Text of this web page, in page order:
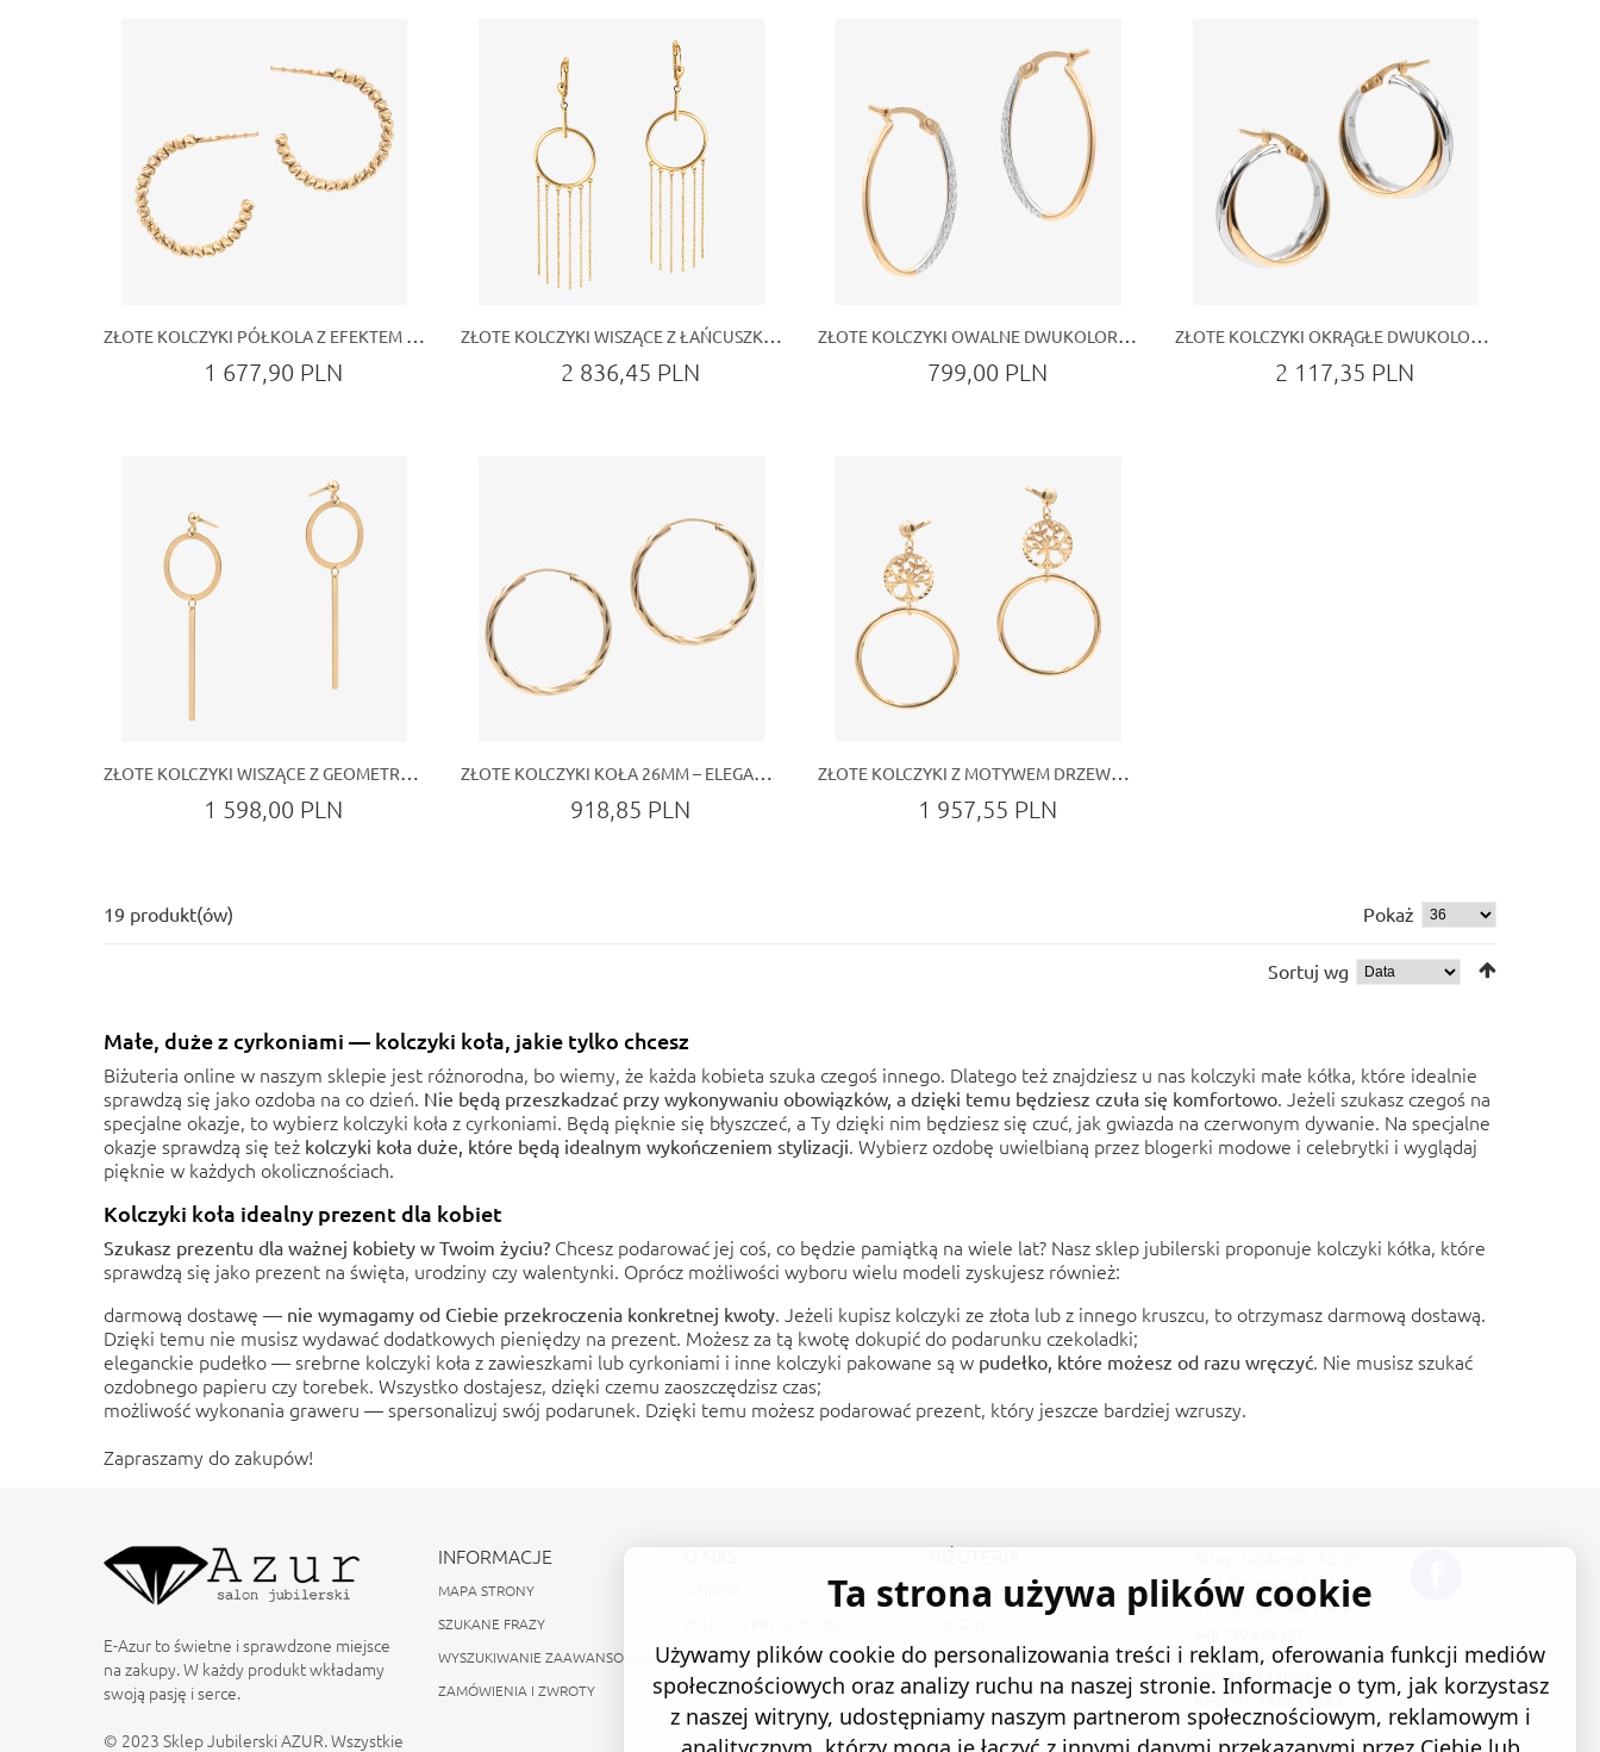
ZŁOTE KOLCZYKI PÓŁKOLA Z EFEKTEM DIAMENTOWANYCH KORALIKÓW
1 677,90 PLN
ZŁOTE KOLCZYKI WISZĄCE Z ŁAŃCUSZKAMI I GEOMETRYCZNYM KOŁEM
2 836,45 PLN
ZŁOTE KOLCZYKI OWALNE DWUKOLOROWE
799,00 PLN
ZŁOTE KOLCZYKI OKRĄGŁE DWUKOLOROWE 25MM
2 117,35 PLN
ZŁOTE KOLCZYKI WISZĄCE Z GEOMETRYCZNYM MOTYWEM 54MM
1 598,00 PLN
ZŁOTE KOLCZYKI KOŁA 26MM – ELEGANCKA I SUBTELNA BIŻUTERIA DLA KOBIET
918,85 PLN
ZŁOTE KOLCZYKI Z MOTYWEM DRZEWA ŻYCIA – SYMBOL WIECZNEJ HARMONII
1 957,55 PLN
19 produkt(ów) Pokaż
Sortuj wg
Małe, duże z cyrkoniami — kolczyki koła, jakie tylko chcesz
Biżuteria online w naszym sklepie jest różnorodna, bo wiemy, że każda kobieta szuka czegoś innego. Dlatego też znajdziesz u nas kolczyki małe kółka, które idealnie
sprawdzą się jako ozdoba na co dzień. Nie będą przeszkadzać przy wykonywaniu obowiązków, a dzięki temu będziesz czuła się komfortowo. Jeżeli szukasz czegoś na
specjalne okazje, to wybierz kolczyki koła z cyrkoniami. Będą pięknie się błyszczeć, a Ty dzięki nim będziesz się czuć, jak gwiazda na czerwonym dywanie. Na specjalne
okazje sprawdzą się też kolczyki koła duże, które będą idealnym wykończeniem stylizacji. Wybierz ozdobę uwielbianą przez blogerki modowe i celebrytki i wyglądaj
pięknie w każdych okolicznościach.
Kolczyki koła idealny prezent dla kobiet
Szukasz prezentu dla ważnej kobiety w Twoim życiu? Chcesz podarować jej coś, co będzie pamiątką na wiele lat? Naszsklep jubilerski proponuje kolczyki kółka, które
sprawdzą się jako prezent na święta, urodziny czy walentynki. Oprócz możliwości wyboru wielu modeli zyskujesz również:
darmową dostawę — nie wymagamy od Ciebie przekroczenia konkretnej kwoty. Jeżeli kupisz kolczyki ze złota lub z innego kruszcu, to otrzymasz darmową dostawą.
Dzięki temu nie musisz wydawać dodatkowych pieniędzy na prezent. Możesz za tą kwotę dokupić do podarunku czekoladki;
eleganckie pudełko — srebrne kolczyki koła z zawieszkami lub cyrkoniami i inne kolczyki pakowane są w pudełko, które możesz od razu wręczyć. Nie musisz szukać
ozdobnego papieru czy torebek. Wszystko dostajesz, dzięki czemu zaoszczędzisz czas;
możliwość wykonania graweru — spersonalizuj swój podarunek. Dzięki temu możesz podarować prezent, który jeszcze bardziej wzruszy.
Zapraszamy do zakupów!
E-Azur to świetne i sprawdzone miejsce
na zakupy. W każdy produkt wkładamy
swoją pasję i serce.
© 2023 Sklep Jubilerski AZUR. Wszystkie
INFORMACJE
MAPA STRONY
SZUKANE FRAZY
WYSZUKIWANIE ZAAWANSOWANE
ZAMÓWIENIA I ZWROTY
REGULAMIN
KONTAKT
MOJE KONTO
BIŻUTERIA
PIERŚCIONKI
NASZYJNIKI
BRANSOLETKI
KOMPLETY
ul. 1 Sierpnia 24/105
37-450 Stalowa Wola
sklep@e-azur.pl
NIP: 8651420440
REGON: 180831684
Ta strona używa plików cookie
Używamy plików cookie do personalizowania treści i reklam, oferowania funkcji mediów
społecznościowych oraz analizy ruchu na naszej stronie. Informacje o tym, jak korzystasz
z naszej witryny, udostępniamy naszym partnerom społecznościowym, reklamowym i